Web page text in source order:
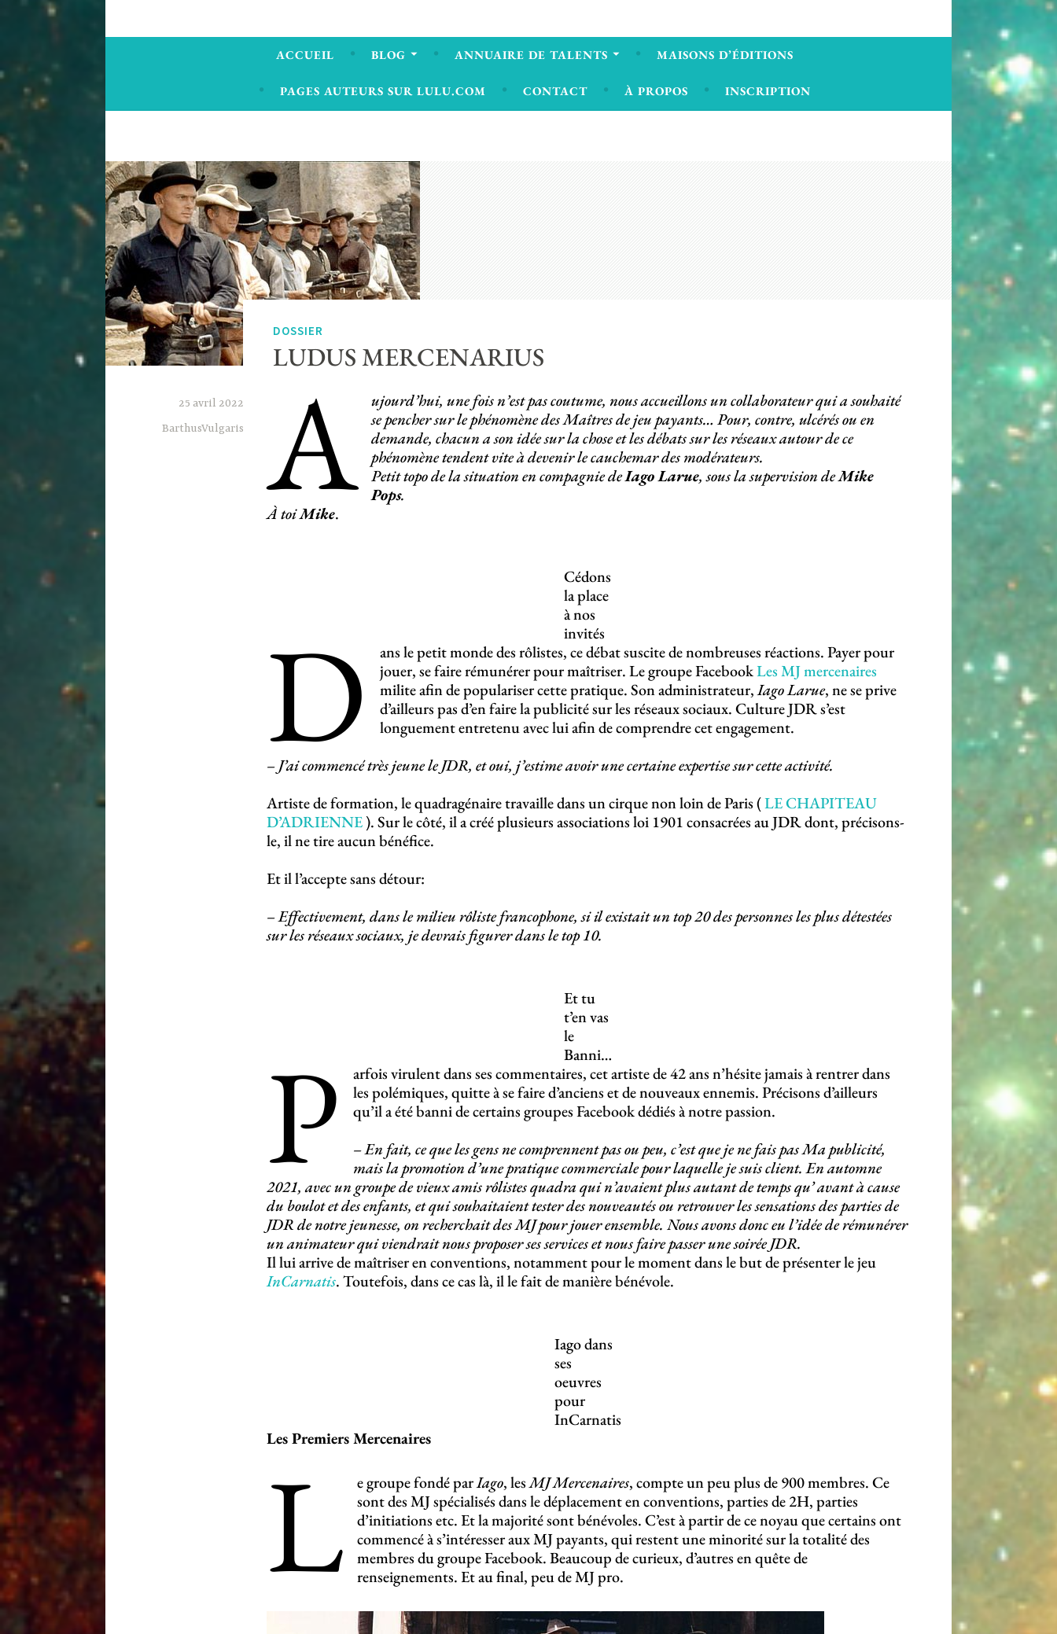
ACCUEIL BLOG ANNUAIRE DE TALENTS MAISONS D’ÉDITIONS
PAGES AUTEURS SUR LULU.COM CONTACT À PROPOS INSCRIPTION
DOSSIER
LUDUS MERCENARIUS
25 avril 2022
BarthusVulgaris
A
ujourd’hui, une fois n’est pas coutume, nous accueillons un collaborateur qui a souhaité
se pencher sur le phénomène des Maîtres de jeu payants… Pour, contre, ulcérés ou en
demande, chacun a son idée sur la chose et les débats sur les réseaux autour de ce
phénomène tendent vite à devenir le cauchemar des modérateurs.
Petit topo de la situation en compagnie deIago Larue, sous la supervision deMike
Pops.
À toiMike.
Cédons
la place
à nos
invités
D
ans le petit monde des rôlistes, ce débat suscite de nombreuses réactions. Payer pour
jouer, se faire rémunérer pour maîtriser. Le groupe FacebookLes MJ mercenaires
milite afin de populariser cette pratique. Son administrateur,Iago Larue, ne se prive
d’ailleurs pas d’en faire la publicité sur les réseaux sociaux. Culture JDR s’est
longuement entretenu avec lui afin de comprendre cet engagement.
– J’ai commencé très jeune le JDR, et oui, j’estime avoir une certaine expertise sur cette activité.
Artiste de formation, le quadragénaire travaille dans un cirque non loin de Paris (LE CHAPITEAU
D’ADRIENNE). Sur le côté, il a créé plusieurs associations loi 1901 consacrées au JDR dont, précisons-
le, il ne tire aucun bénéfice.
Et il l’accepte sans détour:
– Effectivement, dans le milieu rôliste francophone, si il existait un top 20 des personnes les plus détestées
sur les réseaux sociaux, je devrais figurer dans le top 10.
Et tu
t’en vas
le
Banni…
P
arfois virulent dans ses commentaires, cet artiste de 42 ans n’hésite jamais à rentrer dans
les polémiques, quitte à se faire d’anciens et de nouveaux ennemis. Précisons d’ailleurs
qu’il a été banni de certains groupes Facebook dédiés à notre passion.
– En fait, ce que les gens ne comprennent pas ou peu, c’est que je ne fais pas Ma publicité,
mais la promotion d’une pratique commerciale pour laquelle je suis client. En automne
2021, avec un groupe de vieux amis rôlistes quadra qui n’avaient plus autant de temps qu’ avant à cause
du boulot et des enfants, et qui souhaitaient tester des nouveautés ou retrouver les sensations des parties de
JDR de notre jeunesse, on recherchait des MJ pour jouer ensemble. Nous avons donc eu l’idée de rémunérer
un animateur qui viendrait nous proposer ses services et nous faire passer une soirée JDR.
Il lui arrive de maîtriser en conventions, notamment pour le moment dans le but de présenter le jeu
InCarnatis. Toutefois, dans ce cas là, il le fait de manière bénévole.
Iago dans
ses
oeuvres
pour
InCarnatis
Les Premiers Mercenaires
L e groupe fondé parIago, lesMJ Mercenaires, compte un peu plus de 900 membres. Ce
sont des MJ spécialisés dans le déplacement en conventions, parties de 2H, parties
d’initiations etc. Et la majorité sont bénévoles. C’est à partir de ce noyau que certains ont
commencé à s’intéresser aux MJ payants, qui restent une minorité sur la totalité des
membres du groupe Facebook. Beaucoup de curieux, d’autres en quête de
renseignements. Et au final, peu de MJ pro.